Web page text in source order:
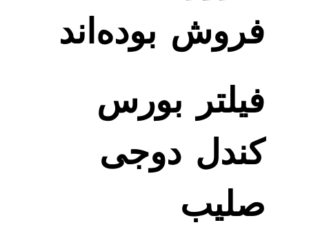
فروش بوده‌اند
فیلتر بورس
کندل دوجی
صلیب